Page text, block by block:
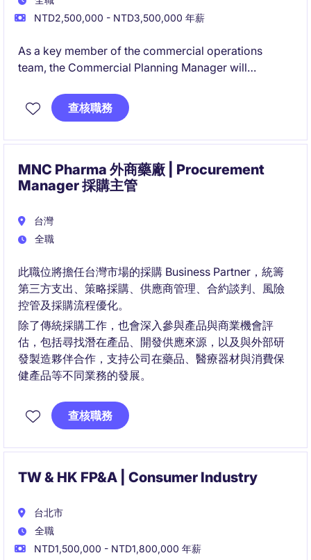
NTD2,500,000 - NTD3,500,000 年薪
As a key member of the commercial operations
team, the Commercial Planning Manager will
Demand Planning, and Distributor Partners to deliver
actionable insights, enhance field execution, and
查核職務
MNC Pharma 外商藥廠 | Procurement
Manager 採購主管
台灣
全職
此職位將擔任台灣市場的採購 Business Partner，統籌
第三方支出、策略採購、供應商管理、合約談判、風險
控管及採購流程優化。
除了傳統採購工作，也會深入參與產品與商業機會評
估，包括尋找潛在產品、開發供應來源，以及與外部研
發製造夥伴合作，支持公司在藥品、醫療器材與消費保
健產品等不同業務的發展。
查核職務
TW & HK FP&A | Consumer Industry
台北市
全職
NTD1,500,000 - NTD1,800,000 年薪